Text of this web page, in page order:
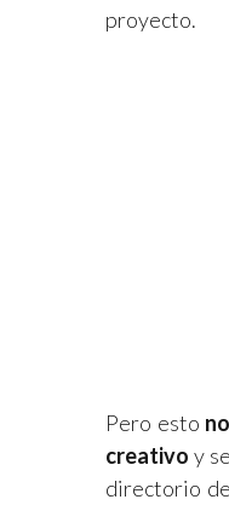
proyecto.
Pero esto
creativoy
directorio